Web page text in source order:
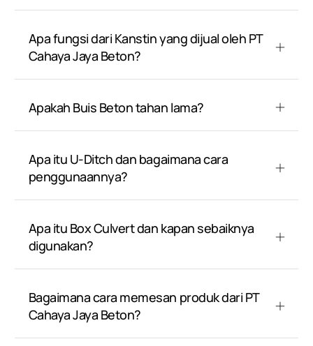
Apa fungsi dari Kanstin yang dijual oleh PT
Cahaya Jaya Beton?
Apakah Buis Beton tahan lama?
Apa itu U-Ditch dan bagaimana cara
penggunaannya?
Apa itu Box Culvert dan kapan sebaiknya
digunakan?
Bagaimana cara memesan produk dari PT
Cahaya Jaya Beton?